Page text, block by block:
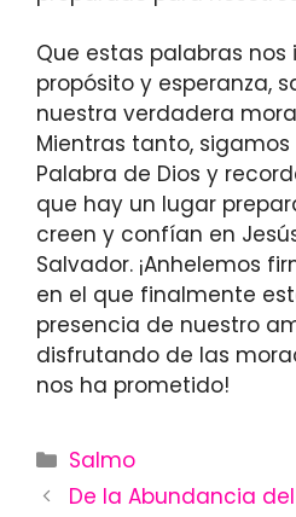
Que estas palabras nos
propósito y esperanza,
nuestra verdadera
Mientras tanto,
Palabra de Dios y
que hay un lugar
creen y confían en
Salvador. ¡Anhelemos
en el que finalmente
presencia de nuestro
disfrutando de las
nos ha prometido!
Categories
Salmo
De la Abundancia